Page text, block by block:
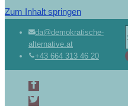
Zum Inhalt springen
da@demokratische-
alternative.at
+43 664 313 46 20